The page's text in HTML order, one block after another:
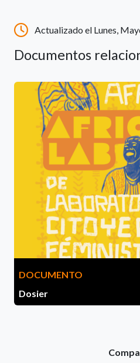
Actualizado el Lunes,
Documentos
DOCUMENTO
Dosier